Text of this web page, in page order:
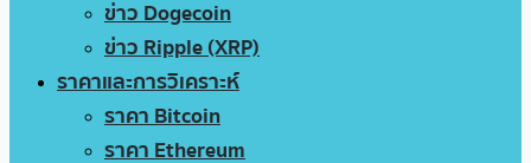
ข่าว Dogecoin
ข่าว Ripple (XRP)
ราคาและการวิเคราะห์
ราคา Bitcoin
ราคา Ethereum